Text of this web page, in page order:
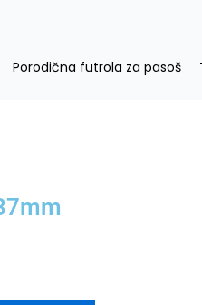
Porodična futrola za pasoš